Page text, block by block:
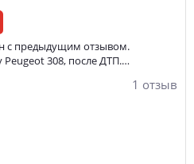
с предыдущим отзывом.
Peugeot 308, после ДТП.…
1 отзыв